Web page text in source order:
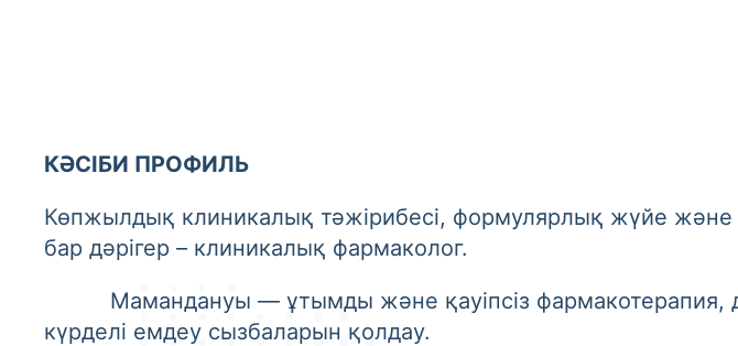
КӘСІБИ ПРОФИЛЬ
Көпжылдық клиникалық тәжірибесі, формулярлық жүйе және
бар дәрігер – клиникалық фармаколог.
Мамандануы — ұтымды және қауіпсіз фармакотерапия,
күрделі емдеу сызбаларын қолдау.